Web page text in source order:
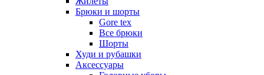
Брюки и шорты
Gore tex
Все брюки
Шорты
Худи и рубашки
Аксессуары